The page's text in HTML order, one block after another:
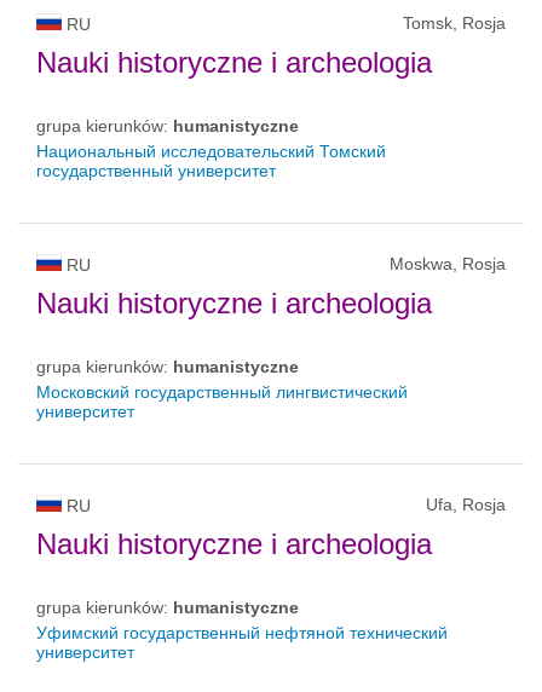
RU Tomsk, Rosja
Nauki historyczne i archeologia
grupa kierunków: humanistyczne
Национальный исследовательский Томский
государственный университет
RU Moskwa, Rosja
Nauki historyczne i archeologia
grupa kierunków: humanistyczne
Московский государственный лингвистический
университет
RU Ufa, Rosja
Nauki historyczne i archeologia
grupa kierunków: humanistyczne
Уфимский государственный нефтяной технический
университет